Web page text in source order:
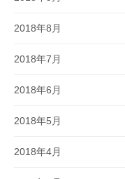
2018年8月
2018年7月
2018年6月
2018年5月
2018年4月